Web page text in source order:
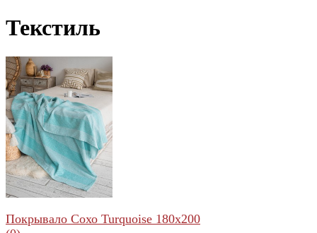
Текстиль
Покрывало Сохо Turquoise 180x200